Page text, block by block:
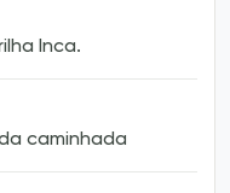
Inca.
caminhada